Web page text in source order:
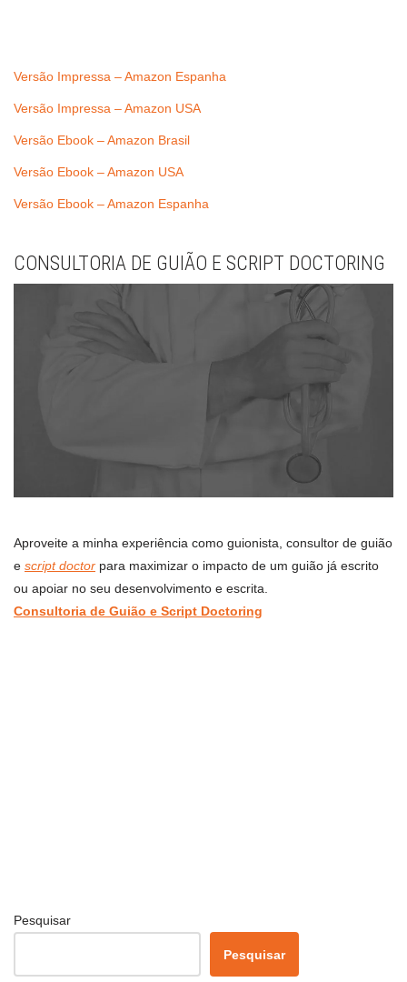
Versão Impressa – Amazon Espanha
Versão Impressa – Amazon USA
Versão Ebook – Amazon Brasil
Versão Ebook – Amazon USA
Versão Ebook – Amazon Espanha
CONSULTORIA DE GUIÃO E SCRIPT DOCTORING
Aproveite a minha experiência como guionista, consultor de guião
e script doctor para maximizar o impacto de um guião já escrito
ou apoiar no seu desenvolvimento e escrita.
Consultoria de Guião e Script Doctoring
Pesquisar
Pesquisar